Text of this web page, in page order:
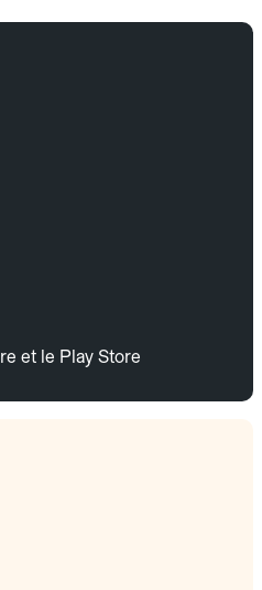
et le Play Store